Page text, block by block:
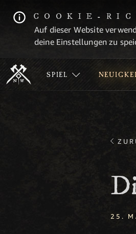
COOKIE-
Auf dieser Website
deine Einstellungen zu
SPIEL
25.